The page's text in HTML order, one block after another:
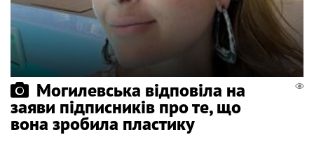
Могилевська відповіла на
заяви підписників про те, що
вона зробила пластику